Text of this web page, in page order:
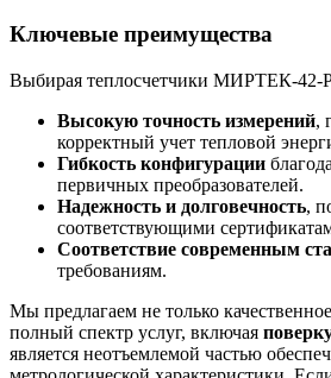
Ключевые преимущества
Выбирая теплосчетчики МИРТЕК-42-
Высокую точность измерений,
корректный учет тепловой
Гибкость конфигурации
первичных преобразователей.
Надежность и долговечность,
соответствующими
Соответствие современным
требованиям.
Мы предлагаем не только
полный спектр услуг, включая
является неотъемлемой частью